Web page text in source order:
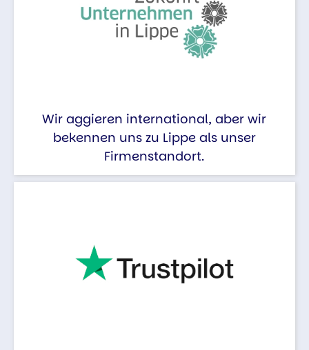
Wir aggieren international, aber wir
bekennen uns zu Lippe als unser
Firmenstandort.